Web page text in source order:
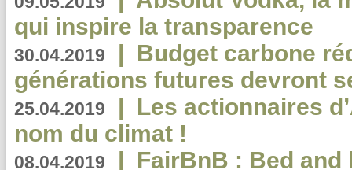
qui inspire la transparence
30.04.2019 | Budget carbone
générations futures devront
25.04.2019 | Les actionnaires
nom du climat !
08.04.2019 | FairBnB : Bed